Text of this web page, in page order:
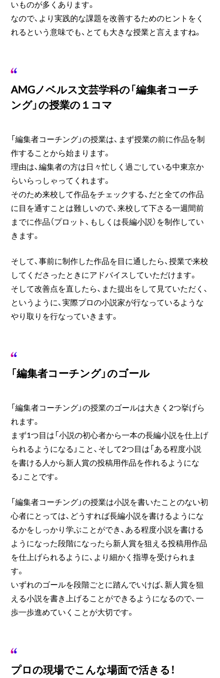
いものが多くあります。
なので、より実践的な課題を改善するためのヒントをく
れるという意味でも、とても大きな授業と言えますね。
AMGノベルス文芸学科の「編集者コーチ
ング」の授業の１コマ
「編集者コーチング」の授業は、まず授業の前に作品を制
作することから始まります。
理由は、編集者の方は日々忙しく過ごしている中東京か
らいらっしゃってくれます。
そのため来校して作品をチェックする、だと全ての作品
に目を通すことは難しいので、来校して下さる一週間前
までに作品（プロット、もしくは長編小説）を制作してい
きます。
そして、事前に制作した作品を目に通したら、授業で来校
してくださったときにアドバイスしていただけます。
そして改善点を直したら、また提出をして見ていただく、
というように、実際プロの小説家が行なっているような
やり取りを行なっていきます。
「編集者コーチング」のゴール
「編集者コーチング」の授業のゴールは大きく2つ挙げら
れます。
まず1つ目は「小説の初心者から一本の長編小説を仕上げ
られるようになる」こと、そして2つ目は「ある程度小説
を書ける人から新人賞の投稿用作品を作れるようにな
る」ことです。
「編集者コーチング」の授業は小説を書いたことのない初
心者にとっては、どうすれば長編小説を書けるようにな
るかをしっかり学ぶことができ、ある程度小説を書ける
ようになった段階になったら新人賞を狙える投稿用作品
を仕上げられるように、より細かく指導を受けられま
す。
いずれのゴールを段階ごとに踏んでいけば、新人賞を狙
える小説を書き上げることができるようになるので、一
歩一歩進めていくことが大切です。
プロの現場でこんな場面で活きる！